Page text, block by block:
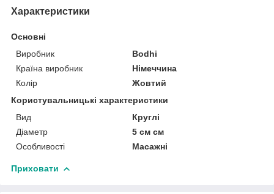
Характеристики
Основні
Виробник
Bodhi
Країна виробник
Німеччина
Колір
Жовтий
Користувальницькі характеристики
Вид
Круглі
Діаметр
5 см см
Особливості
Масажні
Приховати